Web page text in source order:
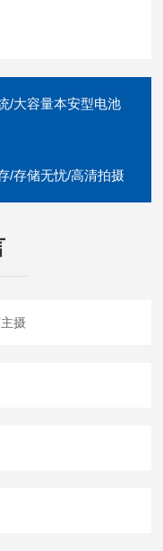
/大容量本安型电池
/存储无忧/高清拍摄